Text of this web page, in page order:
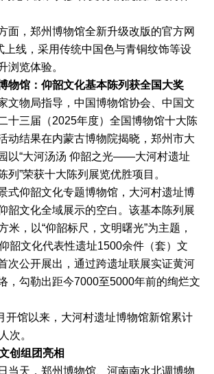
面，郑州博物馆全新升级改版的官方网
上线，采用传统中国色与青铜纹饰等设
浏览体验。
物馆： 仰韶文化基本陈列获全国大奖
文物局指导，中国博物馆协会、中国文
十三届（2025年度）全国博物馆十大陈
动结果在内蒙古博物院揭晓，郑州市大
以“大河汤汤 仰韶之光——大河村遗址
列”荣获十大陈列展览优胜项目。
式仰韶文化专题博物馆，大河村遗址博
韶文化全域展示的空白。该基本陈列展
米，以“仰韶标尺，文明曙光”为主题，
韶文化代表性遗址1500余件（套）文
次公开展出，通过跨遗址联展实证黄河
，勾勒出距今7000至5000年前的绚烂文
开馆以来，大河村遗址博物馆新馆累计
次。
创组团亮相
当天，郑州博物馆、河南南水北调博物